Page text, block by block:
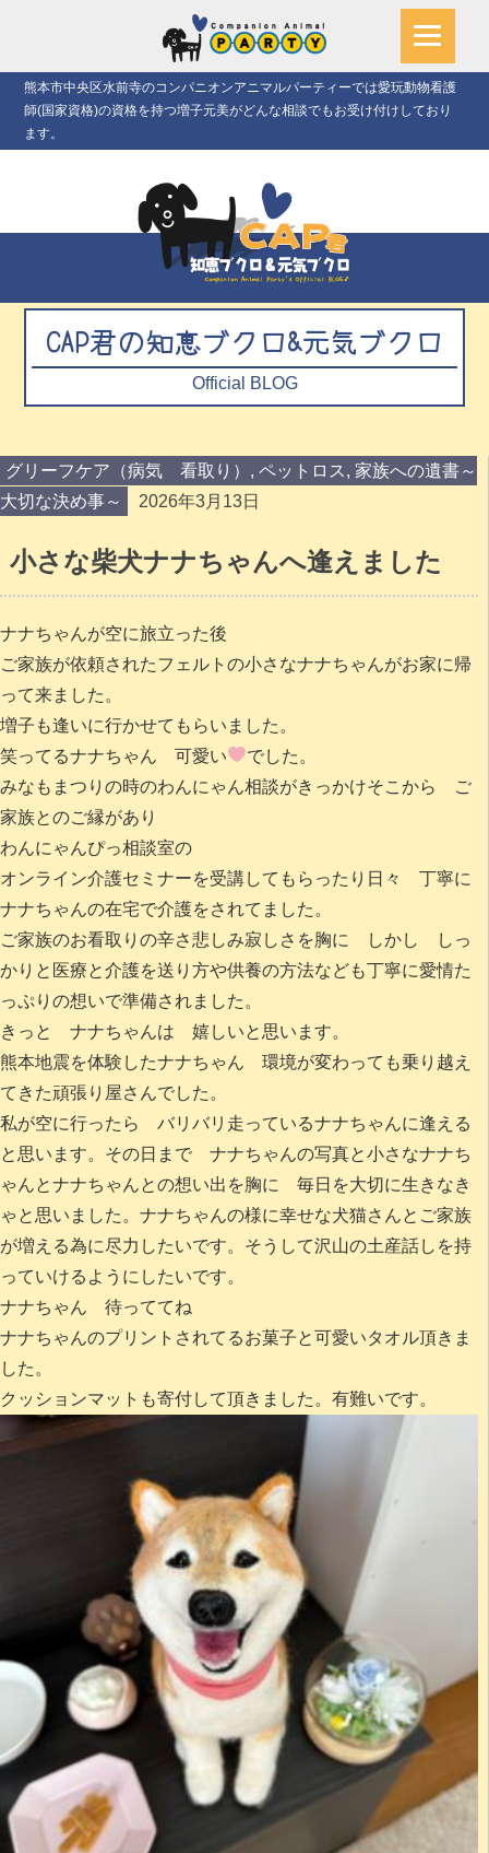
熊本市中央区水前寺のコンパニオンアニマルパーティーでは愛玩動物看護
師(国家資格)の資格を持つ増子元美がどんな相談でもお受け付けしており
ます。
CAP君の知恵ブクロ&元気ブクロ
Official BLOG
グリーフケア（病気 看取り） , ペットロス , 家族への遺書～
大切な決め事～
2026年3月13日
小さな柴犬ナナちゃんへ逢えました
ナナちゃんが空に旅立った後
ご家族が依頼されたフェルトの小さなナナちゃんがお家に帰
って来ました。
増子も逢いに行かせてもらいました。
笑ってるナナちゃん 可愛い
でした。
みなもまつりの時のわんにゃん相談がきっかけそこから ご
家族とのご縁があり
わんにゃんぴっ相談室の
オンライン介護セミナーを受講してもらったり日々 丁寧に
ナナちゃんの在宅で介護をされてました。
ご家族のお看取りの辛さ悲しみ寂しさを胸に しかし しっ
かりと医療と介護を送り方や供養の方法なども丁寧に愛情た
っぷりの想いで準備されました。
きっと ナナちゃんは 嬉しいと思います。
熊本地震を体験したナナちゃん 環境が変わっても乗り越え
てきた頑張り屋さんでした。
私が空に行ったら バリバリ走っているナナちゃんに逢える
と思います。その日まで ナナちゃんの写真と小さなナナち
ゃんとナナちゃんとの想い出を胸に 毎日を大切に生きなき
ゃと思いました。ナナちゃんの様に幸せな犬猫さんとご家族
が増える為に尽力したいです。そうして沢山の土産話しを持
っていけるようにしたいです。
ナナちゃん 待っててね
ナナちゃんのプリントされてるお菓子と可愛いタオル頂きま
した。
クッションマットも寄付して頂きました。有難いです。